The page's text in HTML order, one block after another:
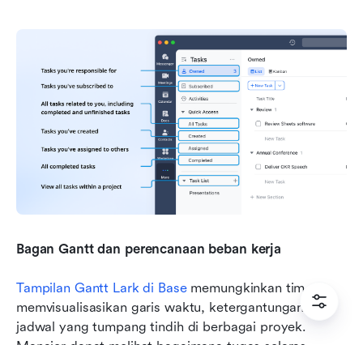
Bagan Gantt dan perencanaan beban kerja
Tampilan Gantt Lark di Base memungkinkan tim
memvisualisasikan garis waktu, ketergantungan, dan
jadwal yang tumpang tindih di berbagai proyek.